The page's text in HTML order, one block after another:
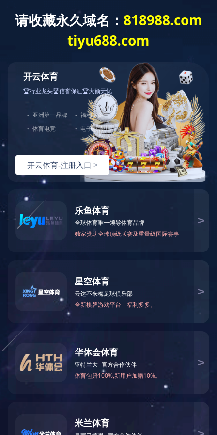
首 页 关于我们 产品展示
产品直通车>>> LED点光源 LED洗墙灯 LED线形灯 LED射灯 LED投光灯